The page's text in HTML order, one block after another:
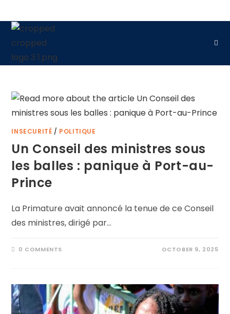
INSECURITÉ / POLITIQUE
Un Conseil des ministres sous
les balles : panique à Port-au-
Prince
La Primature avait annoncé la tenue de ce Conseil
des ministres, dirigé par…
0 COMMENTS OCTOBER 9, 2025